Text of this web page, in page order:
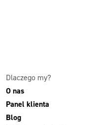
Dlaczego my?
O nas
Panel klienta
Blog